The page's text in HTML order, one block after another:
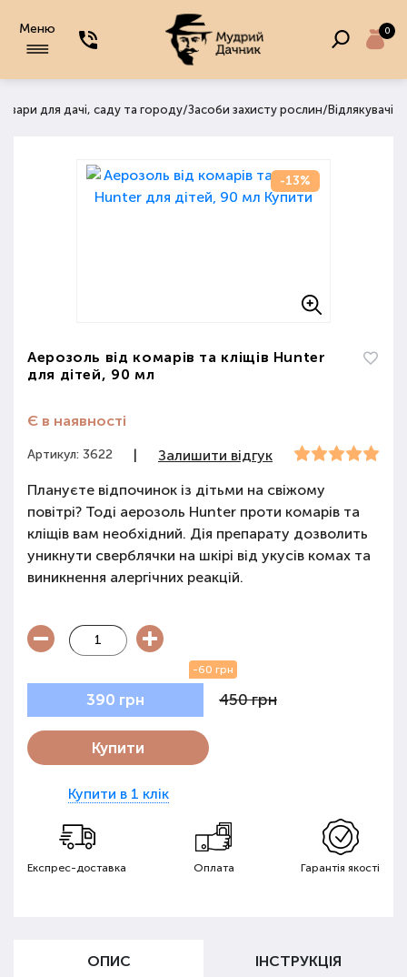
Меню 0
для дачі, саду та городу/Засоби захисту рослин/ Відлякувачі
-13%
Аерозоль від комарів та кліщів Hunter
для дітей, 90 мл
Є в наявності
Артикул: 3622 |
Залишити відгук
Плануєте відпочинок із дітьми на свіжому
повітрі? Тоді аерозоль Hunter проти комарів та
кліщів вам необхідний. Дія препарату дозволить
уникнути сверблячки на шкірі від укусів комах та
виникнення алергічних реакцій.
390 грн
-60 грн
450 грн
Купити
Купити в 1 клік
Експрес-доставка Оплата Гарантія якості
ОПИС ІНСТРУКЦІЯ